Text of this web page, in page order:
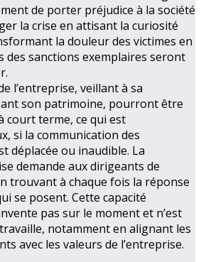
de porter préjudice à la société
la crise en attisant la curiosité
la douleur des victimes en
des sanctions exemplaires seront
l’entreprise, veillant à sa
son patrimoine, pourront être
court terme, ce qui est
si la communication des
déplacée ou inaudible. La
demande aux dirigeants de
trouvant à chaque fois la réponse
se posent. Cette capacité
pas sur le moment et n’est
notamment en alignant les
avec les valeurs de l’entreprise.